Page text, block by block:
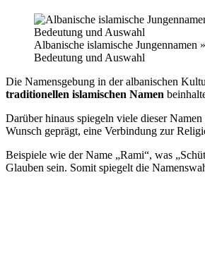
Albanische islamische Jungennamen »
Bedeutung und Auswahl
Die Namensgebung in der albanischen
traditionellen islamischen Namen
Darüber hinaus spiegeln viele dieser
Wunsch geprägt, eine Verbindung zur
Beispiele wie der Name „Rami“, was
Glauben sein. Somit spiegelt die